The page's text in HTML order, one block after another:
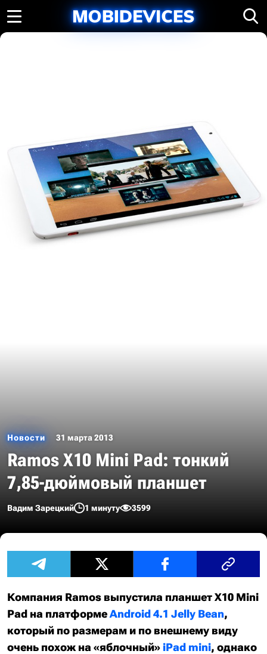
Новости 31 марта 2013
Ramos X10 Mini Pad: тонкий
7,85-дюймовый планшет
Вадим Зарецкий 1 минуту 3599
Компания Ramos выпустила планшет X10 Mini
Pad на платформеAndroid 4.1 Jelly Bean,
который по размерам и по внешнему виду
очень похож на «яблочный»iPad mini, однако